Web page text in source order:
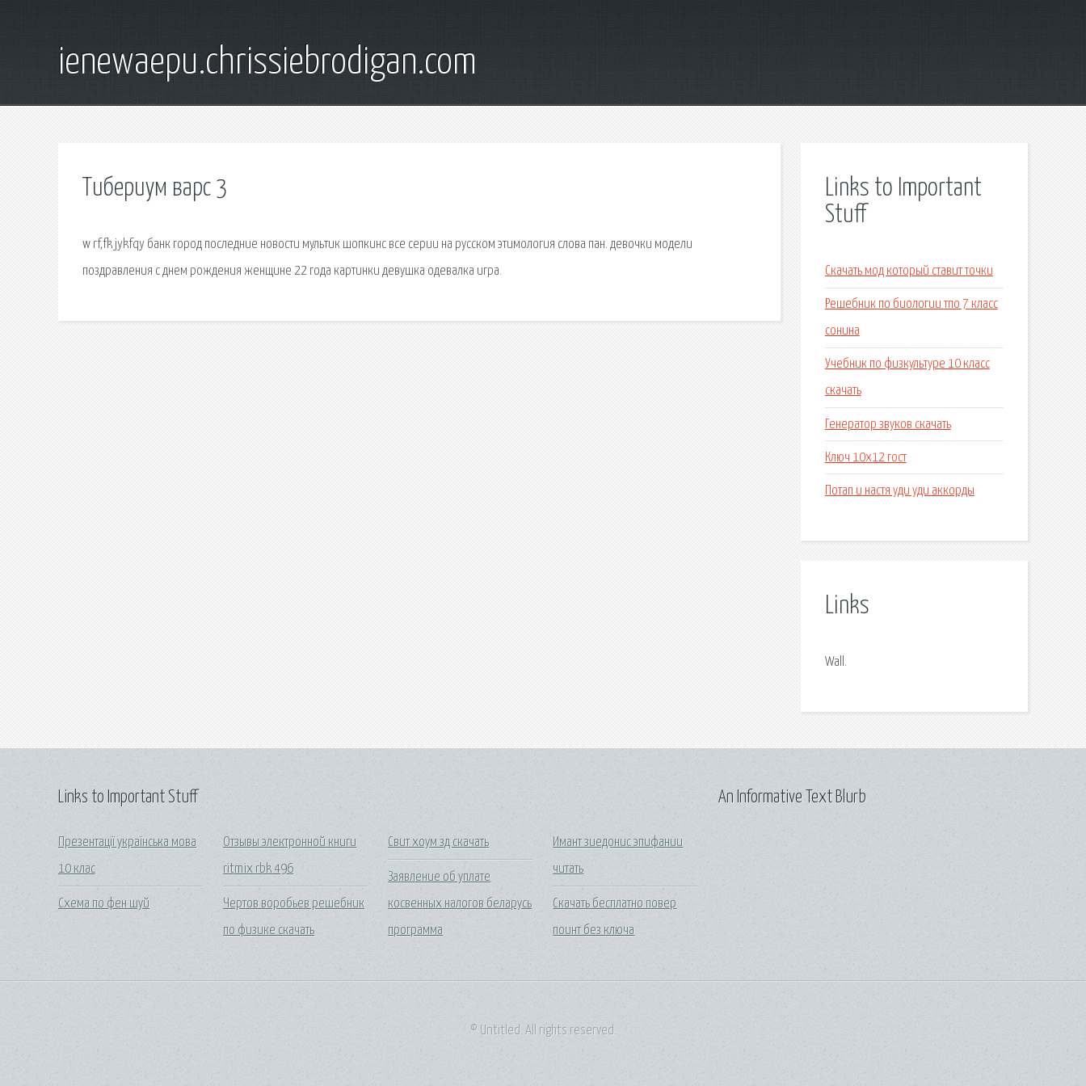
ienewaepu.chrissiebrodigan.com
Тибериум варс 3
w rf,fk jykfqy банк город последние новости мультик шопкинс все серии на русском этимология слова пан. девочки модели
поздравления с днем рождения женщине 22 года картинки девушка одевалка игра.
Links to Important
Stuff
Скачать мод который ставит точки
Решебник по биологии тпо 7 класс
сонина
Учебник по физкультуре 10 класс
скачать
Генератор звуков скачать
Ключ 10х12 гост
Потап и настя уди уди аккорды
Links
Wall.
Links to Important Stuff
Презентації українська мова
10 клас
Схема по фен шуй
Отзывы электронной книги
ritmix rbk 496
Чертов воробьев решебник
по физике скачать
Свит хоум зд скачать
Заявление об уплате
косвенных налогов беларусь
программа
Имант зиедонис эпифании
читать
Скачать бесплатно повер
поинт без ключа
An Informative Text Blurb
© Untitled. All rights reserved.